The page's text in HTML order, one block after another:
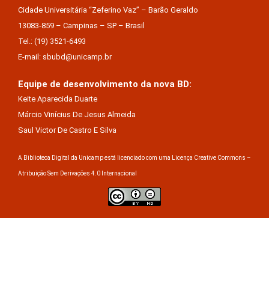
Cidade Universitária “Zeferino Vaz” – Barão Geraldo
13083-859 – Campinas – SP – Brasil
Tel.: (19) 3521-6493
E-mail: sbubd@unicamp.br
Equipe de desenvolvimento da nova BD:
Keite Aparecida Duarte
Márcio Vinícius De Jesus Almeida
Saul Victor De Castro E Silva
A Biblioteca Digital da Unicamp está licenciado com uma Licença Creative Commons –
Atribuição Sem Derivações 4.0 Internacional